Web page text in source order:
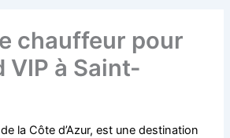
chauffeur pour
VIP à Saint-
la Côte d’Azur, est une destination